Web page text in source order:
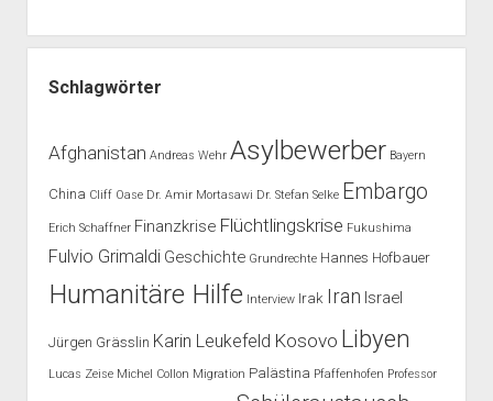
Schlagwörter
Afghanistan Andreas Wehr Asylbewerber Bayern
China Cliff Oase Dr. Amir Mortasawi Dr. Stefan Selke Embargo
Erich Schaffner Finanzkrise Flüchtlingskrise Fukushima
Fulvio Grimaldi Geschichte Grundrechte Hannes Hofbauer
Humanitäre Hilfe Interview Irak Iran Israel
Jürgen Grässlin Karin Leukefeld Kosovo Libyen
Lucas Zeise Michel Collon Migration Palästina Pfaffenhofen Professor